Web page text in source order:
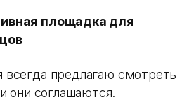
площадка для
предлагаю смотреть
они соглашаются.